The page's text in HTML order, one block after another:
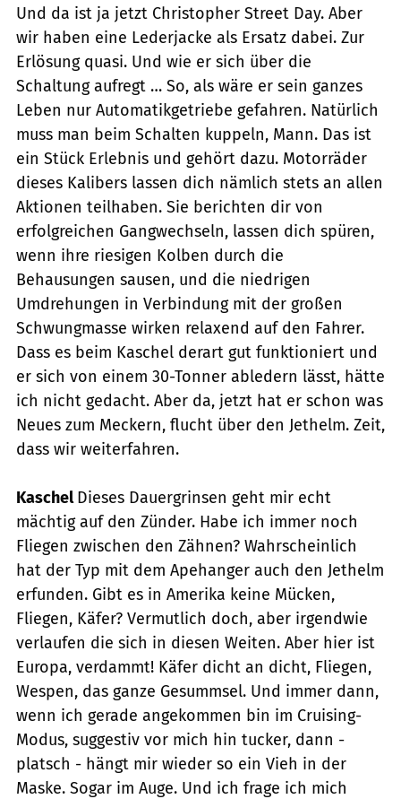
Und da ist ja jetzt Christopher Street Day. Aber
wir haben eine Lederjacke als Ersatz dabei. Zur
Erlösung quasi. Und wie er sich über die
Schaltung aufregt … So, als wäre er sein ganzes
Leben nur Automatikgetriebe gefahren. Natürlich
muss man beim Schalten kuppeln, Mann. Das ist
ein Stück Erlebnis und gehört dazu. Motorräder
dieses Kalibers lassen dich nämlich stets an allen
Aktionen teilhaben. Sie berichten dir von
erfolgreichen Gangwechseln, lassen dich spüren,
wenn ihre riesigen Kolben durch die
Behausungen sausen, und die niedrigen
Umdrehungen in Verbindung mit der großen
Schwungmasse wirken relaxend auf den Fahrer.
Dass es beim Kaschel derart gut funktioniert und
er sich von einem 30-Tonner abledern lässt, hätte
ich nicht gedacht. Aber da, jetzt hat er schon was
Neues zum Meckern, flucht über den Jethelm. Zeit,
dass wir weiterfahren.
KaschelDieses Dauergrinsen geht mir echt
mächtig auf den Zünder. Habe ich immer noch
Fliegen zwischen den Zähnen? Wahrscheinlich
hat der Typ mit dem Apehanger auch den Jethelm
erfunden. Gibt es in Amerika keine Mücken,
Fliegen, Käfer? Vermutlich doch, aber irgendwie
verlaufen die sich in diesen Weiten. Aber hier ist
Europa, verdammt! Käfer dicht an dicht, Fliegen,
Wespen, das ganze Gesummsel. Und immer dann,
wenn ich gerade angekommen bin im Cruising-
Modus, suggestiv vor mich hin tucker, dann -
platsch - hängt mir wieder so ein Vieh in der
Maske. Sogar im Auge. Und ich frage ich mich